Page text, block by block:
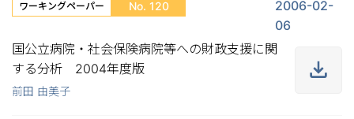
ワーキングペーパー No. 120
2006-02-
06
国公立病院・社会保険病院等への財政支援に関
する分析 2004年度版
前田 由美子